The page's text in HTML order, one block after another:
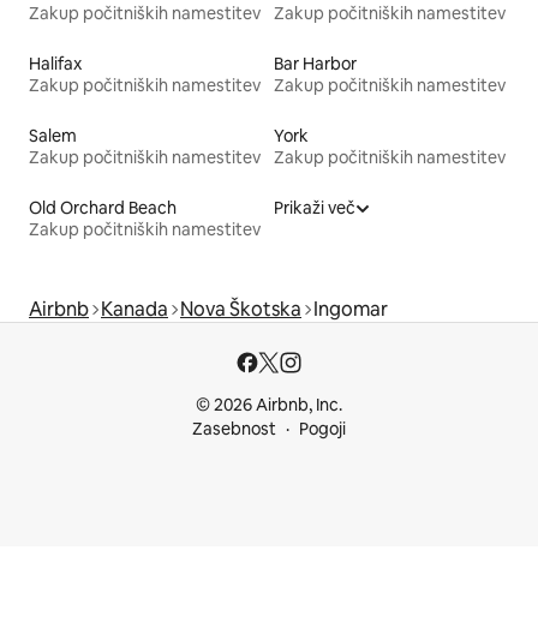
Zakup počitniških namestitev
Zakup počitniških namestitev
Halifax
Zakup počitniških namestitev
Bar Harbor
Zakup počitniških namestitev
Salem
Zakup počitniških namestitev
York
Zakup počitniških namestitev
Old Orchard Beach
Zakup počitniških namestitev
Prikaži več
Airbnb Kanada Nova Škotska Ingomar
© 2026 Airbnb, Inc.
Zasebnost
Pogoji